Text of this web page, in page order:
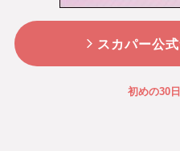
スカパー公
初めの30